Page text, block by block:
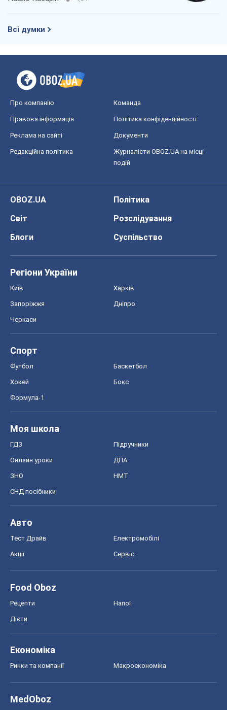
Всі думки
Про компанію Команда
Правова інформація Політика конфіденційності
Реклама на сайті Документи
Редакційна політика
Журналісти OBOZ.UA на місці
подій
OBOZ.UA
Політика
Світ
Розслідування
Блоги
Суспільство
Регіони України
Київ Харків
Запоріжжя Дніпро
Черкаси
Спорт
Футбол Баскетбол
Хокей Бокс
Формула-1
Моя школа
ГДЗ Підручники
Онлайн уроки ДПА
ЗНО НМТ
СНД посібники
Авто
Тест Драйв Електромобілі
Акції Сервіс
Food Oboz
Рецепти Напої
Дієти
Економіка
Ринки та компанії Макроекономіка
MedOboz